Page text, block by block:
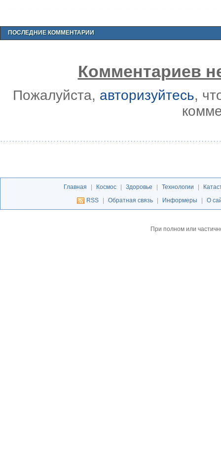
ПОСЛЕДНИЕ КОММЕНТАРИИ
Комментариев
Пожалуйста, авторизуйтесь,
Главная | Космос | Здоровье | Технологии |
RSS
| Обратная связь | Информеры | О
При полном или